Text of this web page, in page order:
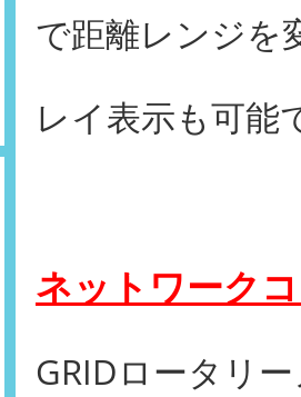
で距離レンジを
レイ表示も可能
ネットワーク
GRIDロータリ